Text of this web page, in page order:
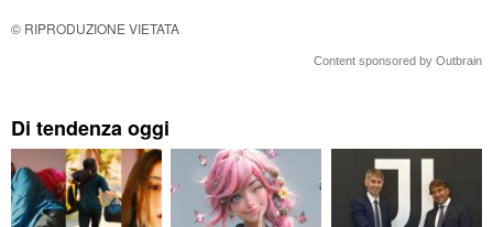
© RIPRODUZIONE VIETATA
Content sponsored by Outbrain
Di tendenza oggi